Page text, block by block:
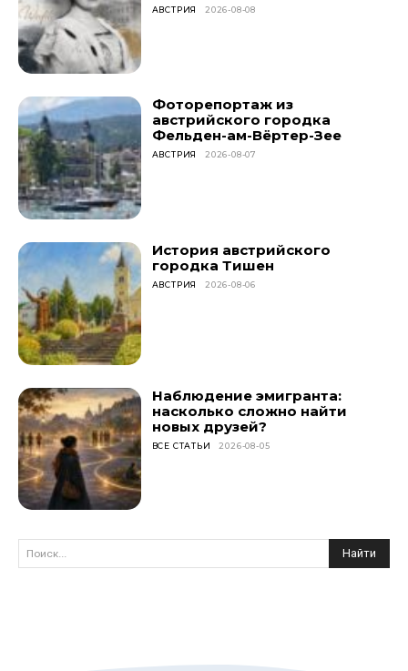
АВСТРИЯ 2026-08-08
Фоторепортаж из
австрийского городка
Фельден-ам-Вёртер-Зее
АВСТРИЯ 2026-08-07
История австрийского
городка Тишен
АВСТРИЯ 2026-08-06
Наблюдение эмигранта:
насколько сложно найти
новых друзей?
ВСЕ СТАТЬИ 2026-08-05
Поиск... Найти